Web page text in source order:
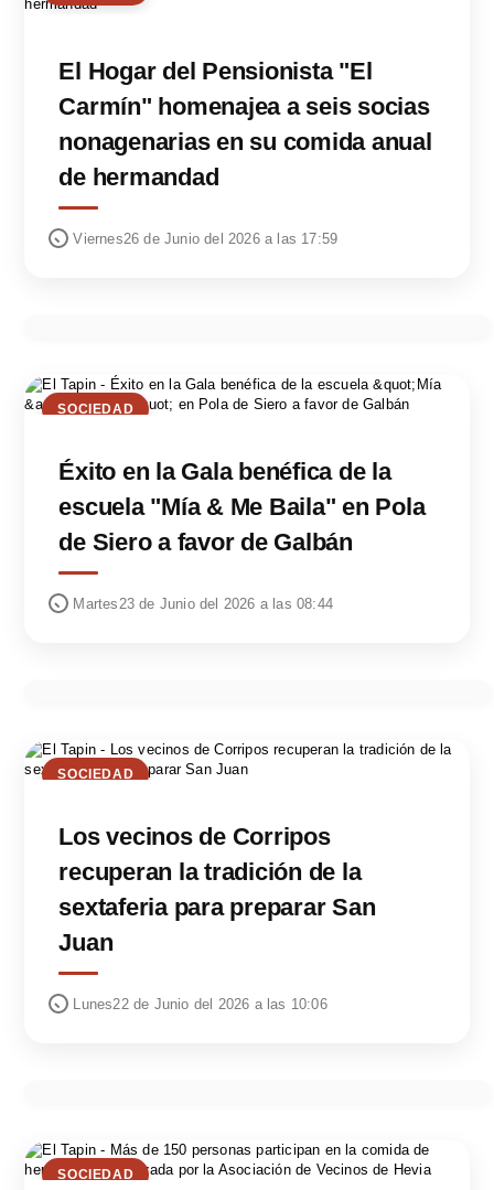
El Hogar del Pensionista "El
Carmín" homenajea a seis socias
nonagenarias en su comida anual
de hermandad
Viernes26 de Junio del 2026 a las 17:59
SOCIEDAD
Éxito en la Gala benéfica de la
escuela "Mía & Me Baila" en Pola
de Siero a favor de Galbán
Martes23 de Junio del 2026 a las 08:44
SOCIEDAD
Los vecinos de Corripos
recuperan la tradición de la
sextaferia para preparar San
Juan
Lunes22 de Junio del 2026 a las 10:06
SOCIEDAD